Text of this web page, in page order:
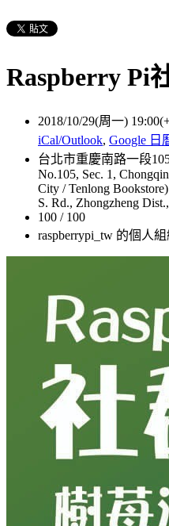
Raspberry Pi
2018/10/29(周一)
iCal/Outlook, Google 日
台北市重慶南路一段
No.105, Sec. 1,
City / Tenlong
S. Rd., Zhongzheng
100 / 100
raspberrypi_tw 的個人